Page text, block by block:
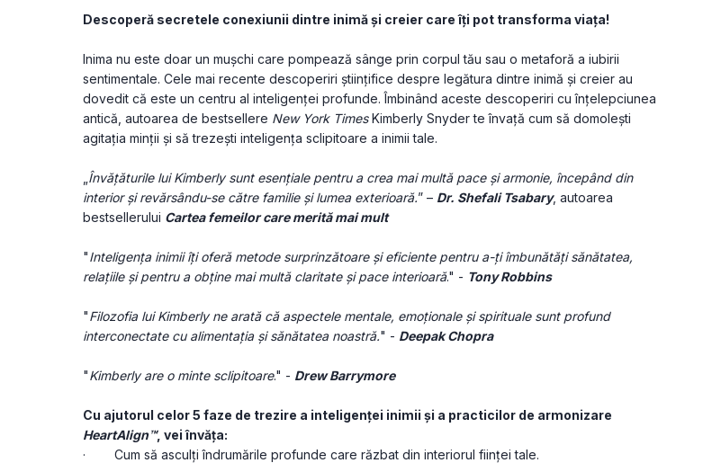
Descoperă secretele conexiunii dintre inimă și creier care îți pot transforma viața!
Inima nu este doar un muşchi care pompează sânge prin corpul tău sau o metaforă a iubirii
sentimentale. Cele mai recente descoperiri ştiinţifice despre legătura dintre inimă şi creier au
dovedit că este un centru al inteligenței profunde. Îmbinând aceste descoperiri cu înţelepciunea
antică, autoarea de bestsellere New York Times Kimberly Snyder te învaţă cum să domolești
agitația minţii şi să trezeşti inteligența sclipitoare a inimii tale.
Învățăturile lui Kimberly sunt esențiale pentru a crea mai multă pace și armonie, începând din
interior și revărsându-se către familie și lumea exterioară.” – Dr. Shefali Tsabary, autoarea
bestsellerului Cartea femeilor care merită mai mult
"Inteligența inimii îți oferă metode surprinzătoare şi eficiente pentru a-ți îmbunătăți sănătatea,
relațiile şi pentru a obţine mai multă claritate şi pace interioară." - Tony Robbins
"Filozofia lui Kimberly ne arată că aspectele mentale, emoţionale şi spirituale sunt profund
interconectate cu alimentaţia şi sănătatea noastră." - Deepak Chopra
"Kimberly are o minte sclipitoare." - Drew Barrymore
HeartAlign™, vei învăţa:
·        Cum să asculți îndrumările profunde care răzbat din interiorul fiinţei tale.